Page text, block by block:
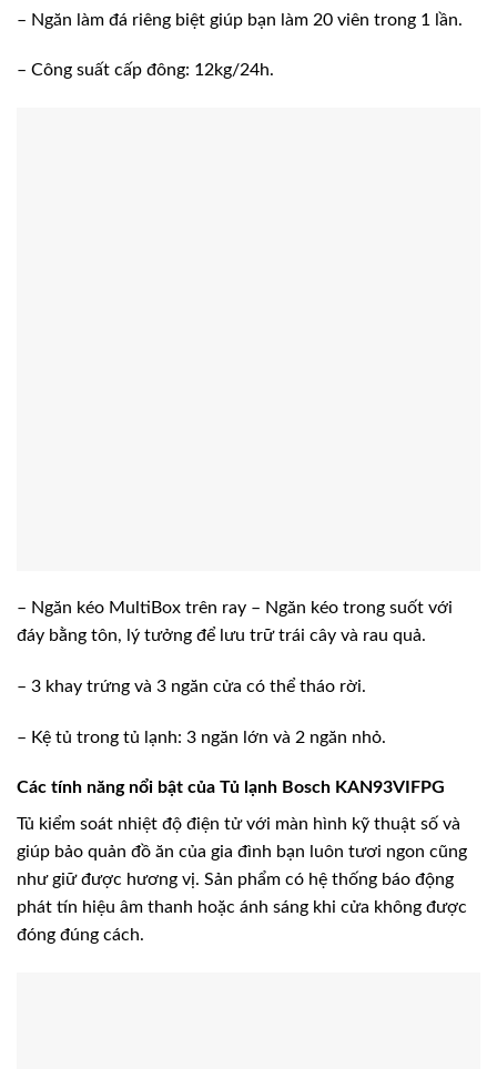
– Ngăn làm đá riêng biệt giúp bạn làm 20 viên trong 1 lần.
– Công suất cấp đông: 12kg/24h.
– Ngăn kéo MultiBox trên ray – Ngăn kéo trong suốt với
đáy bằng tôn, lý tưởng để lưu trữ trái cây và rau quả.
– 3 khay trứng và 3 ngăn cửa có thể tháo rời.
– Kệ tủ trong tủ lạnh: 3 ngăn lớn và 2 ngăn nhỏ.
Các tính năng nổi bật của Tủ lạnh Bosch KAN93VIFPG
Tủ kiểm soát nhiệt độ điện tử với màn hình kỹ thuật số và
giúp bảo quản đồ ăn của gia đình bạn luôn tươi ngon cũng
như giữ được hương vị. Sản phẩm có hệ thống báo động
phát tín hiệu âm thanh hoặc ánh sáng khi cửa không được
đóng đúng cách.